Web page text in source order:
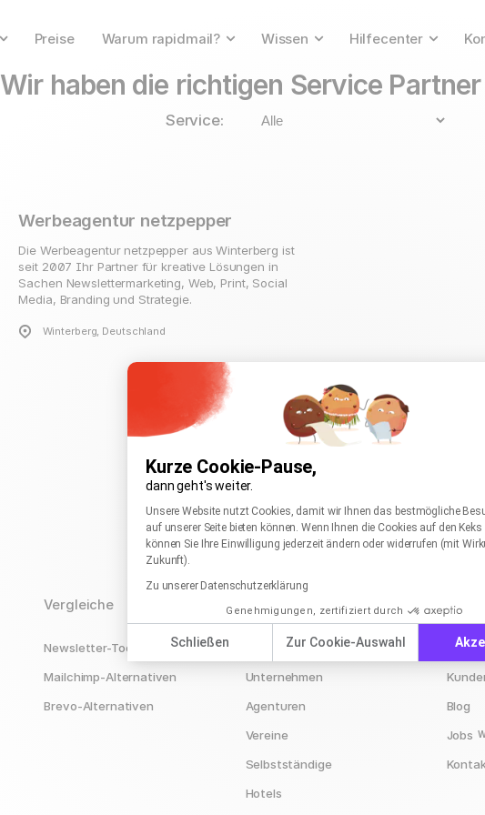
Kurze Cookie-Pause,
dann geht's weiter.
Einwilligungsmanagementplattform:
Unsere Website nutzt Cookies, damit wir Ihnen das bestmögliche
auf unserer Seite bieten können. Wenn Ihnen die Cookies auf den Keks
können Sie Ihre Einwilligung jederzeit ändern oder widerrufen (mit
Zukunft).
Zu unserer Datenschutzerklärung
Genehmigungen, zertifiziert durch
Schließen Zur Cookie-Auswahl
Axeptio consent
Preise Warum rapidmail? Wissen Hilfecenter
Wir haben die richtigen Service Partner
Service:
Werbeagentur netzpepper
Die Werbeagentur netzpepper aus Winterberg ist
seit 2007 Ihr Partner für kreative Lösungen in
Sachen Newslettermarketing, Web, Print, Social
Media, Branding und Strategie.
Winterberg, Deutschland
Vergleiche
Newsletter-Tools
Mailchimp-Alternativen
Brevo-Alternativen
rapidmail für
E-Commerce
Unternehmen
Agenturen
Vereine
Selbstständige
Hotels
Über
Blog
Jobs